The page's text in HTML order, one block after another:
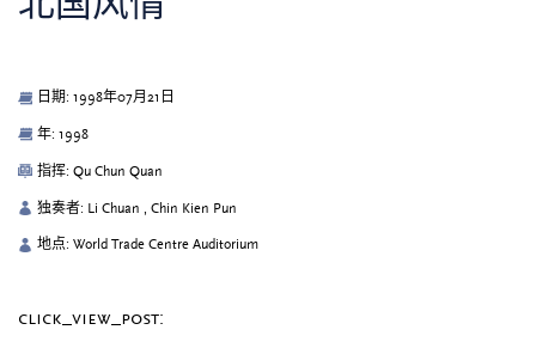
日期: 1998年07月21日
年: 1998
指挥: Qu Chun Quan
独奏者: Li Chuan , Chin Kien Pun
地点: World Trade Centre Auditorium
click_view_post: